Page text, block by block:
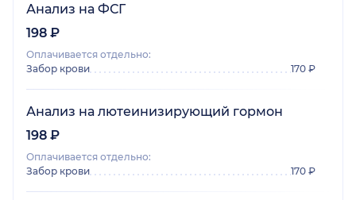
Анализ на ФСГ
198 ₽
Оплачивается отдельно:
Забор крови
170 ₽
Анализ на лютеинизирующий гормон
198 ₽
Оплачивается отдельно:
Забор крови
170 ₽